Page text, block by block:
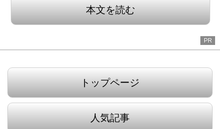
本文を読む
PR
トップページ
人気記事